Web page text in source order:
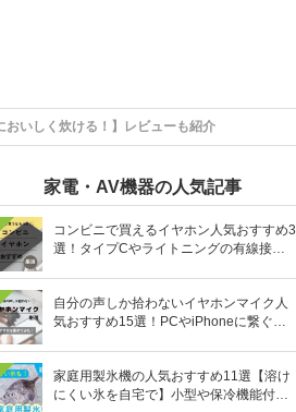
いしく炊ける！】レビューも紹介
家電・AV機器の人気記事
コンビニで買えるイヤホン人気おすすめ3
選！タイプCやライトニングの有線接続
自分の声しか拾わないイヤホンマイク人
気おすすめ15選！PCやiPhoneに繋ぐ有
家庭用製氷機の人気おすすめ11選【溶け
にくい氷を自宅で】小型や保冷機能付き